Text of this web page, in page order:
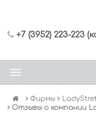
+7 (3952) 223-
Фирмы
Отзывы о компании